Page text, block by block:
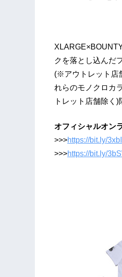
クを落とし込んだ
(※アウトレット店
れらのモノクロカ
トレット店舗除く
オフィシャルオン
>>>https://bit.ly/
>>>https://bit.ly/